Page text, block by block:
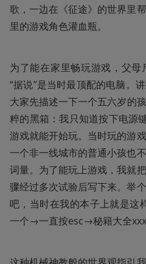
歌，一边在《征途》的世界里
里的游戏角色灌血瓶。
为了能在家里畅玩游戏，父
“据说”是当时最顶配的电脑。
大家先描述一下一个五六岁
粹的黑箱：我只知道按下电源
游戏就能开始玩。当时玩的游
一个非一线城市的普通小孩也
词量。为了能玩上游戏，我就
骤经过多次试验后写下来。举
吧，当时在我的本子上就是这
一个→一直按esc→秘籍大全